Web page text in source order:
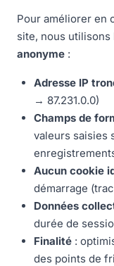
Pour améliorer en
site, nous
anonyme :
Adresse IP
→ 87.231.0.0)
Champs de
valeurs saisies
Aucun cookie
démarrage
Données
durée de
Finalité :
des points de